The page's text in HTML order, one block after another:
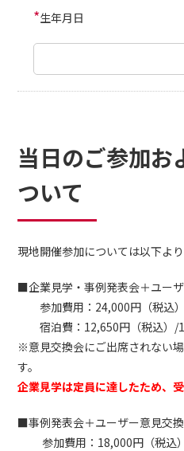
*生年月日
当日のご参加お
ついて
現地開催参加については以下よ
■企業見学・事例発表会＋ユー
参加費用：24,000円 （税込
宿泊費：12,650円 （税込）/
※意見交換会にご出席されない
す。
企業見学は定員に達したため、
■事例発表会＋ユーザー意見交
参加費用：18,000円（税込